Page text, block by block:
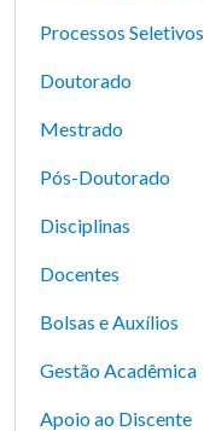
Processos Seletivos
Doutorado
Mestrado
Pós-Doutorado
Disciplinas
Docentes
Bolsas e Auxílios
Gestão Acadêmica
Apoio ao Discente